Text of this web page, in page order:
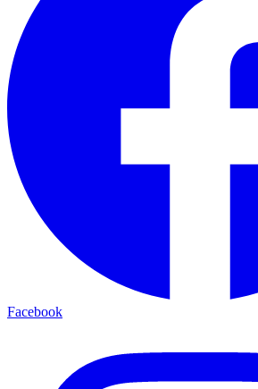
Facebook